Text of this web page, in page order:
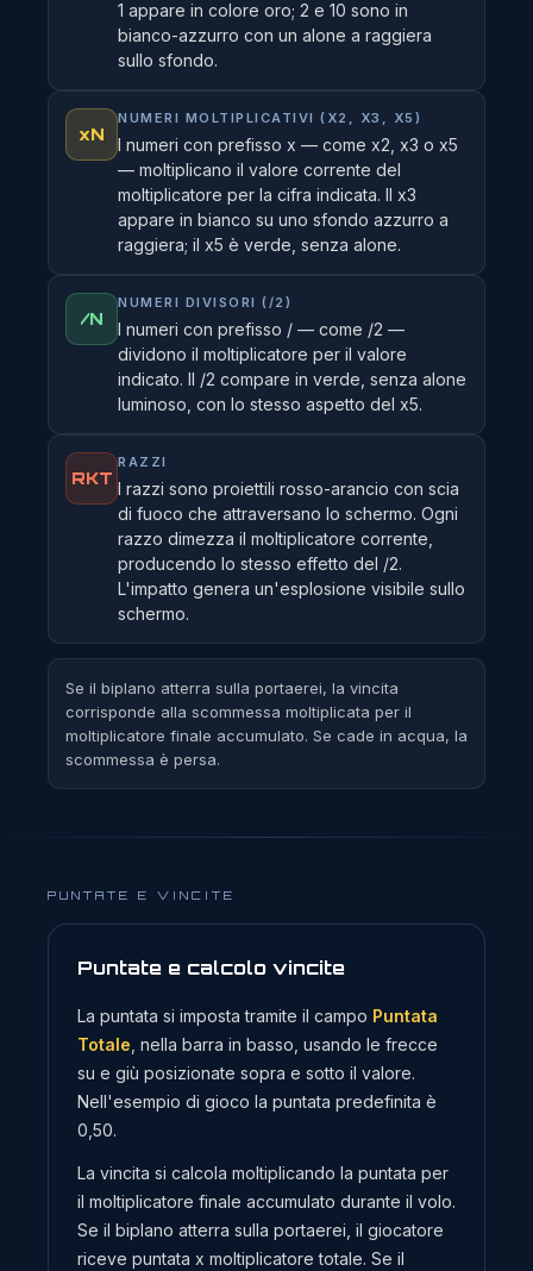
1 appare in colore oro; 2 e 10 sono in
bianco-azzurro con un alone a raggiera
sullo sfondo.
xN
NUMERI MOLTIPLICATIVI (X2, X3, X5)
I numeri con prefisso x — come x2, x3 o x5
— moltiplicano il valore corrente del
moltiplicatore per la cifra indicata. Il x3
appare in bianco su uno sfondo azzurro a
raggiera; il x5 è verde, senza alone.
/N
NUMERI DIVISORI (/2)
I numeri con prefisso / — come /2 —
dividono il moltiplicatore per il valore
indicato. Il /2 compare in verde, senza alone
luminoso, con lo stesso aspetto del x5.
RKT
RAZZI
I razzi sono proiettili rosso-arancio con scia
di fuoco che attraversano lo schermo. Ogni
razzo dimezza il moltiplicatore corrente,
producendo lo stesso effetto del /2.
L'impatto genera un'esplosione visibile sullo
schermo.
Se il biplano atterra sulla portaerei, la vincita
corrisponde alla scommessa moltiplicata per il
moltiplicatore finale accumulato. Se cade in acqua, la
scommessa è persa.
PUNTATE E VINCITE
Puntate e calcolo vincite
La puntata si imposta tramite il campo Puntata
Totale , nella barra in basso, usando le frecce
su e giù posizionate sopra e sotto il valore.
Nell'esempio di gioco la puntata predefinita è
0,50.
La vincita si calcola moltiplicando la puntata per
il moltiplicatore finale accumulato durante il volo.
Se il biplano atterra sulla portaerei, il giocatore
riceve puntata x moltiplicatore totale. Se il